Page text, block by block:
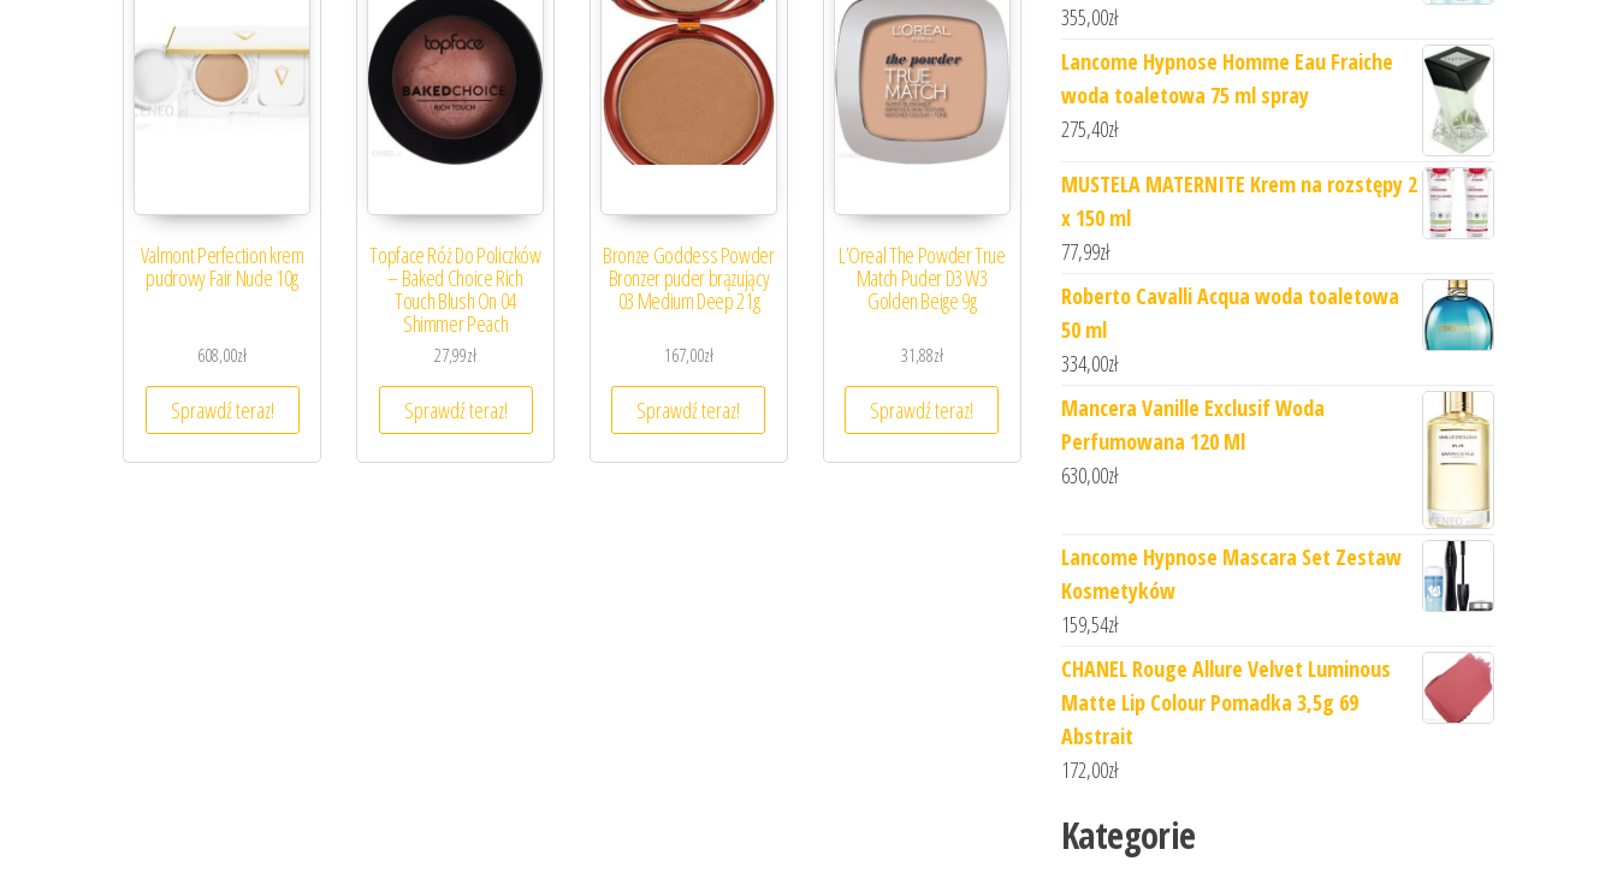
Valmont Perfection krem
pudrowy Fair Nude 10g
608,00zł
Sprawdź teraz!
Topface Róż Do Policzków
– Baked Choice Rich
Touch Blush On 04
Shimmer Peach
27,99zł
Sprawdź teraz!
Bronze Goddess Powder
Bronzer puder brązujący
03 Medium Deep 21g
167,00zł
Sprawdź teraz!
L’Oreal The Powder True
Match Puder D3 W3
Golden Beige 9g
31,88zł
Sprawdź teraz!
355,00zł
Lancome Hypnose Homme Eau Fraiche
woda toaletowa 75 ml spray
275,40zł
MUSTELA MATERNITE Krem na rozstępy 2
x 150 ml
77,99zł
Roberto Cavalli Acqua woda toaletowa
50 ml
334,00zł
Mancera Vanille Exclusif Woda
Perfumowana 120 Ml
630,00zł
Lancome Hypnose Mascara Set Zestaw
Kosmetyków
159,54zł
CHANEL Rouge Allure Velvet Luminous
Matte Lip Colour Pomadka 3,5g 69
Abstrait
172,00zł
Kategorie